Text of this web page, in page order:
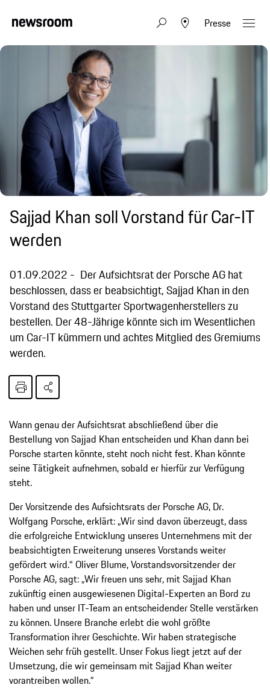
Presse
Sajjad Khan soll Vorstand für Car-IT
werden
01.09.2022
Der Aufsichtsrat der Porsche AG hat
beschlossen, dass er beabsichtigt, Sajjad Khan in den
Vorstand des Stuttgarter Sportwagenherstellers zu
bestellen. Der 48-Jährige könnte sich im Wesentlichen
um Car-IT kümmern und achtes Mitglied des Gremiums
werden.
Wann genau der Aufsichtsrat abschließend über die
Bestellung von Sajjad Khan entscheiden und Khan dann bei
Porsche starten könnte, steht noch nicht fest. Khan könnte
seine Tätigkeit aufnehmen, sobald er hierfür zur Verfügung
steht.
Der Vorsitzende des Aufsichtsrats der Porsche AG, Dr.
Wolfgang Porsche, erklärt: „Wir sind davon überzeugt, dass
die erfolgreiche Entwicklung unseres Unternehmens mit der
beabsichtigten Erweiterung unseres Vorstands weiter
gefördert wird.“ Oliver Blume, Vorstandsvorsitzender der
Porsche AG, sagt: „Wir freuen uns sehr, mit Sajjad Khan
zukünftig einen ausgewiesenen Digital-Experten an Bord zu
haben und unser IT-Team an entscheidender Stelle verstärken
zu können. Unsere Branche erlebt die wohl größte
Transformation ihrer Geschichte. Wir haben strategische
Weichen sehr früh gestellt. Unser Fokus liegt jetzt auf der
Umsetzung, die wir gemeinsam mit Sajjad Khan weiter
vorantreiben wollen.“